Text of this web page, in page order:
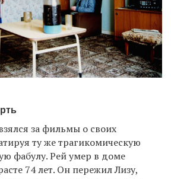
за фильмы о своих
ту же трагикомическую
фабулу. Рей умер в доме
74 лет. Он пережил Лизу,